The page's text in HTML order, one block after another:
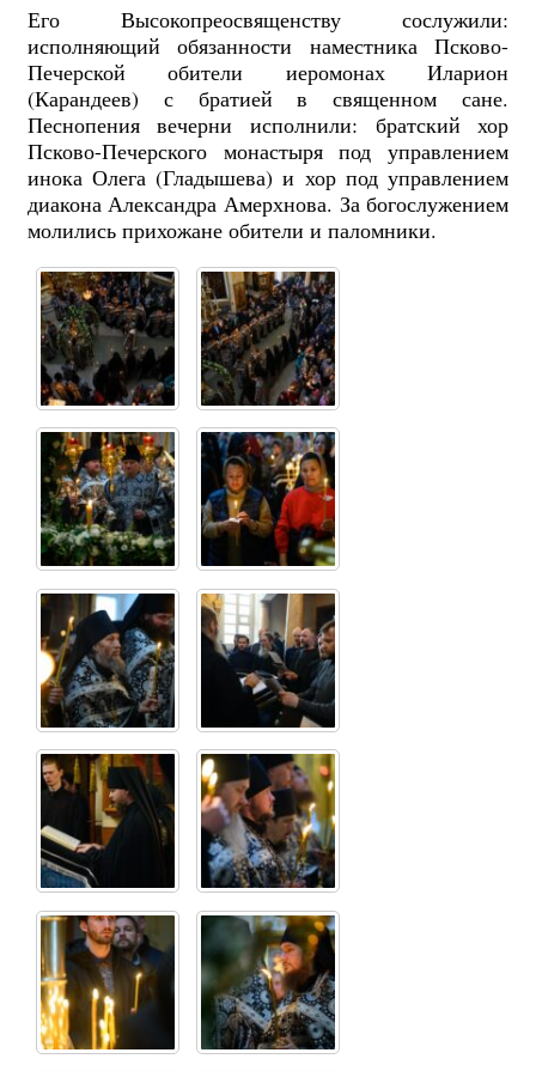
Его Высокопреосвященству сослужили:
исполняющий обязанности наместника Псково-
Печерской обители иеромонах Иларион
(Карандеев) с братией в священном сане.
Песнопения вечерни исполнили: братский хор
Псково-Печерского монастыря под управлением
инока Олега (Гладышева) и хор под управлением
диакона Александра Амерхнова. За богослужением
молились прихожане обители и паломники.